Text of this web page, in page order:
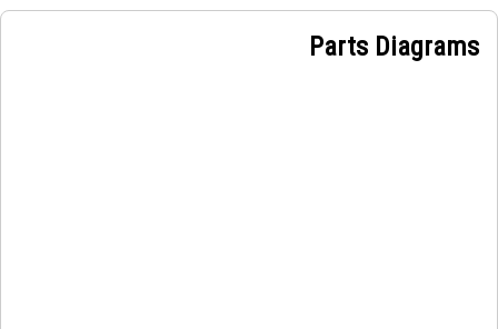
Parts Diagrams